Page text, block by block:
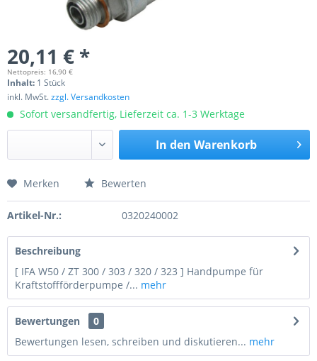
20,11 € *
Nettopreis: 16,90 €
Inhalt: 1 Stück
inkl. MwSt.zzgl. Versandkosten
Sofort versandfertig, Lieferzeit ca. 1-3 Werktage
In den Warenkorb
Preis anfragen
Merken Bewerten
Artikel-Nr.: 0320240002
Beschreibung
[ IFA W50 / ZT 300 / 303 / 320 / 323 ] Handpumpe für
Kraftstoffförderpumpe /... mehr
Bewertungen
0
Bewertungen lesen, schreiben und diskutieren... mehr